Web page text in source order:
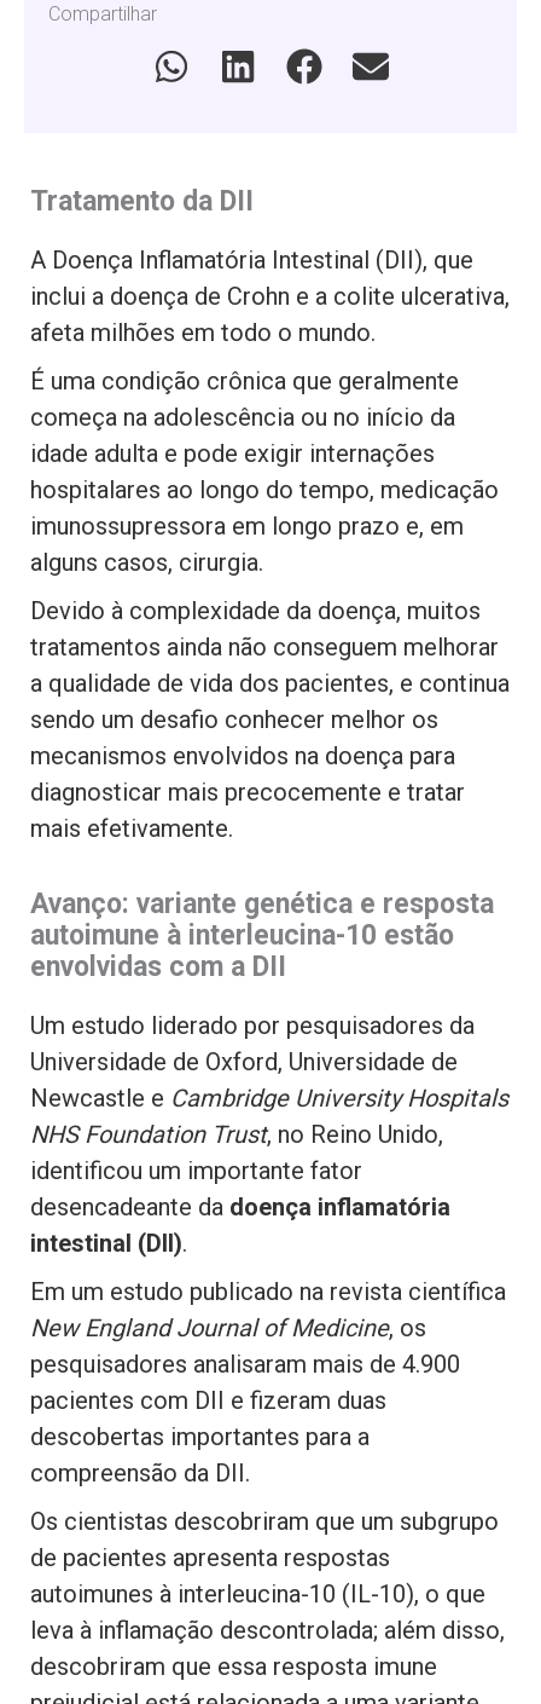
Compartilhar
Tratamento da DII
A Doença Inflamatória Intestinal (DII), que
inclui a doença de Crohn e a colite ulcerativa,
afeta milhões em todo o mundo.
É uma condição crônica que geralmente
começa na adolescência ou no início da
idade adulta e pode exigir internações
hospitalares ao longo do tempo, medicação
imunossupressora em longo prazo e, em
alguns casos, cirurgia.
Devido à complexidade da doença, muitos
tratamentos ainda não conseguem melhorar
a qualidade de vida dos pacientes, e continua
sendo um desafio conhecer melhor os
mecanismos envolvidos na doença para
diagnosticar mais precocemente e tratar
mais efetivamente.
Avanço: variante genética e resposta
autoimune à interleucina-10 estão
envolvidas com a DII
Um estudo liderado por pesquisadores da
Universidade de Oxford, Universidade de
Newcastle e Cambridge University Hospitals
NHS Foundation Trust, no Reino Unido,
identificou um importante fator
desencadeante da doença inflamatória
intestinal (DII).
Em um estudo publicado na revista científica
New England Journal of Medicine, os
pesquisadores analisaram mais de 4.900
pacientes com DII e fizeram duas
descobertas importantes para a
compreensão da DII.
Os cientistas descobriram que um subgrupo
de pacientes apresenta respostas
autoimunes à interleucina-10 (IL-10), o que
leva à inflamação descontrolada; além disso,
descobriram que essa resposta imune